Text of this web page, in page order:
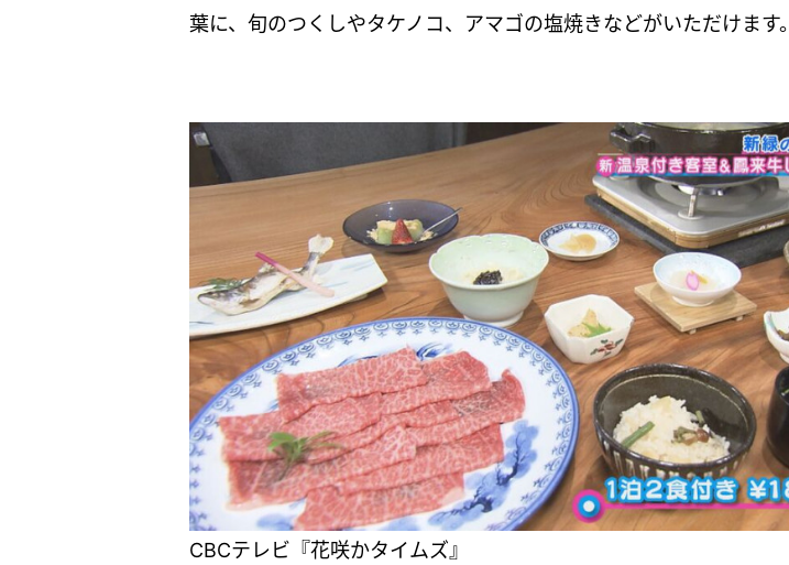
葉に、旬のつくしやタケノコ、アマゴの塩焼きなどがいただけます。
CBCテレビ『花咲かタイムズ』